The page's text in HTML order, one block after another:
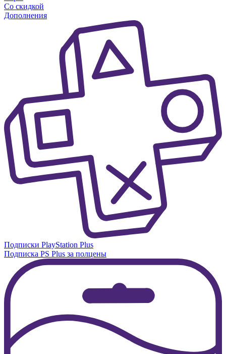
Со скидкой
Дополнения
Подписки PlayStation Plus
Подписка PS Plus за полцены